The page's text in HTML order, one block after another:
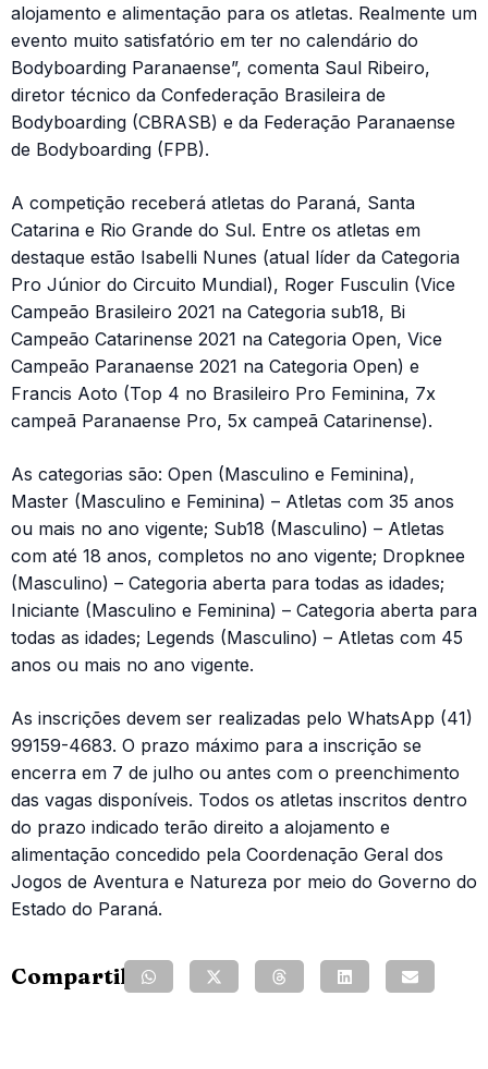
alojamento e alimentação para os atletas. Realmente um
evento muito satisfatório em ter no calendário do
Bodyboarding Paranaense”, comenta Saul Ribeiro,
diretor técnico da Confederação Brasileira de
Bodyboarding (CBRASB) e da Federação Paranaense
de Bodyboarding (FPB).
A competição receberá atletas do Paraná, Santa
Catarina e Rio Grande do Sul. Entre os atletas em
destaque estão Isabelli Nunes (atual líder da Categoria
Pro Júnior do Circuito Mundial), Roger Fusculin (Vice
Campeão Brasileiro 2021 na Categoria sub18, Bi
Campeão Catarinense 2021 na Categoria Open, Vice
Campeão Paranaense 2021 na Categoria Open) e
Francis Aoto (Top 4 no Brasileiro Pro Feminina, 7x
campeã Paranaense Pro, 5x campeã Catarinense).
As categorias são: Open (Masculino e Feminina),
Master (Masculino e Feminina) – Atletas com 35 anos
ou mais no ano vigente; Sub18 (Masculino) – Atletas
com até 18 anos, completos no ano vigente; Dropknee
(Masculino) – Categoria aberta para todas as idades;
Iniciante (Masculino e Feminina) – Categoria aberta para
todas as idades; Legends (Masculino) – Atletas com 45
anos ou mais no ano vigente.
As inscrições devem ser realizadas pelo WhatsApp (41)
99159-4683. O prazo máximo para a inscrição se
encerra em 7 de julho ou antes com o preenchimento
das vagas disponíveis. Todos os atletas inscritos dentro
do prazo indicado terão direito a alojamento e
alimentação concedido pela Coordenação Geral dos
Jogos de Aventura e Natureza por meio do Governo do
Estado do Paraná.
Compartilhe: